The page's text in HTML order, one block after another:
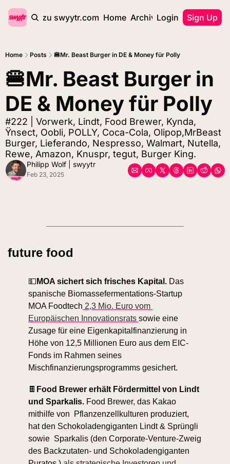
zurück zu swyytr.com Home Archive Tags
Login Sign Up
Home Posts 🍔Mr. Beast Burger in DE & Money für Polly
🍔Mr. Beast Burger in
DE & Money für Polly
#222 | Vorwerk, Lindt, Food Brewer, Kynda,
Ÿnsect, Oobli, POLLY, Coca-Cola, Olipop,MrBeast
Burger, Lieferando, Nespresso, Walmart, Nutella,
Rewe, Amazon, Knuspr, tegut, Burger King.
Philipp Wolf | swyytr
Feb 23, 2025
future food
💵 MOA sichert sich frisches Kapital. Das
spanische Biomassefermentations-Startup
MOA Foodtech 2,3 Mio. Euro vom
Europäischen Innovationsrats sowie eine
Zusage für eine Eigenkapitalfinanzierung in
Höhe von 12,5 Millionen Euro aus dem EIC-
Fonds im Rahmen seines
Mischfinanzierungsprogramms gesichert.
🍫 Food Brewer erhält Fördermittel von Lindt
und Sparkalis. Food Brewer, das Kakao
mithilfe von  Pflanzenzellkulturen produziert,
hat den Schokoladengiganten Lindt & Sprüngli
sowie  Sparkalis (den Corporate-Venture-Zweig
des Backzutaten- und Schokoladengiganten